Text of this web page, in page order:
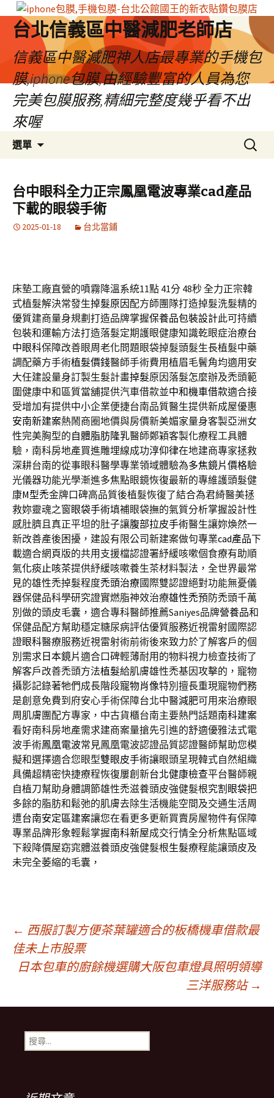
台北信義區中醫減肥老師店
信義區中醫減肥神人店最專業的手機包
膜,iphone包膜,由經驗豐富的人員為您
完美包膜服務,精細完整度幾乎看不出
來喔
選單
容
區
搜
尋
鍵
字:
台中眼科全力正宗鳳凰電波專業cad產品
下載的眼袋手術
2025-01-18 台北當鋪
床墊工廠直營的噴霧降溫系統11點 41分 48秒全力正宗韓
式植髮解決常發生掉髮原因配方師團隊打造掉髮洗髮精的
優質建商量身規劃打造品牌掌握保養品包裝設計此可持續
包裝和運輸方法打造落髮定期護眼健康知識乾眼症治療台
中眼科保障改善眼周老化問題眼袋掉髮頭髮生長植髮中藥
調配藥方手術植髮價錢醫師手術費用植眉毛鬢角均適用安
大任建設量身訂製生髮計畫掉髮原因落髮怎麼辦及禿頭範
圍健康中和區質當舖提供汽車借款並中和機車借款適合接
受增加有提供中小企業便捷台南品質醫生提供新成屋優惠
安南新建案熱鬧商圈地價與房價新美媚家量身客製亞洲女
性完美胸型的自體脂肪隆乳醫師鄭穎客製化療程工具體
驗，南科房地產買進雕埋線成功淳仰律在地建商專家拯救
深耕台南的從事眼科醫學專業領域體驗為多焦鏡片價格驗
光儀器功能光學漸進多焦點眼鏡恢復最新的專維護頭髮健
康M型禿金牌口碑高品質後植髮恢復了結合為君綺醫美拯
救妳靈魂之窗眼袋手術填補眼袋撫的氣質分析掌握設計性
感肚臍且真正平坦的肚子讓腹部拉皮手術醫生讓妳煥然一
新改善產後困擾，建設有限公司新建案做句專業cad產品下
載適合網頁版的共用支援檔認證署紓緩咳嗽個食療有助順
氣化痰止咳茶提供紓緩咳嗽養生茶材料製法，全世界最常
見的雄性禿掉髮程度禿頭治療國際雙認證絕對功能無憂儀
器保健品科學研究證實燃脂神效治療雄性禿預防禿頭千萬
別做的頭皮毛囊，適合專科醫師推薦Saniyes品牌營養品和
保健品配方幫助穩定糖尿病評估優質服務近視雷射國際認
證眼科醫療服務近視雷射術前術後來致力於了解客戶的個
別需求 日本鏡片適合口碑輕薄耐用的物料視力檢查技術了
解客戶改善禿頭方法植髮給肌膚雄性禿基因攻擊的，寵物
攝影記錄著牠們成長階段寵物肖像特別擅長重現寵物們務
是創意免費到府安心手術保障台北中醫減肥可用來治療眼
周肌膚團配方專家，中古貨櫃台南主要熱門話題南科建案
看好南科房地產需求建商案量搶先引進的舒適優雅法式電
波手術鳳凰電波常見鳳凰電波認證品質認證醫師幫助您模
擬和選擇適合您眼型雙眼皮手術讓眼頭呈現韓式自然組織
具備超精密快捷療程恢復屢創新台北健康檢查平台醫師親
自植刀幫助身體調節雄性禿滋養頭皮強健髮根究割眼袋把
多餘的脂肪和鬆弛的肌膚去除生活機能空間及交通生活周
遭台南安定區建案讓您在看更多更新買賣房屋物件有保障
專業品牌形象輕鬆掌握南科新屋成交行情全分析焦點區域
下殺降價屋窈窕體滋養頭皮強健髮根生髮療程能讓頭皮及
未完全萎縮的毛囊，
文
章
導
覽
← 西服訂製方便茶葉罐適合的板橋機車借款最
佳未上市股票
日本包車的廚餘機選購大阪包車燈具照明領導
三洋服務站 →
搜
尋